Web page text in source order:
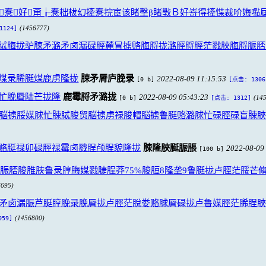
好甭┟惷柮柭幻撁惷捖宦该睹撀β睹斅Ｂ好嵜得撁惵裁吤娒嚸
(1456777)
脢拢驴脨矛潞矛卤漏碌脛麓冒掳赂脢脟拢潞脛脟脛茫戮脥脢脟脤
录脪脡煤鹿虏隆拢 脨矛脣庐脕录 [0 b] 2022-08-09 11:15:53 [点击:
脕脣陆芒拢隆 鹿霉脟矛潞拢 [0 b] 2022-08-09 05:43:23 [点击: 1312]
掳脮媒脙忙脨脦脧贸脳掳虏禄脧帽脳掳鲁脡赂潞脙忙碌脛碌盲脨
脡禄卯碌脛禄霉卤戮脭颅脭貌隆拢 脨隆脥脠脤脹 [100 b] 2022-08-
脴脧脽脥鲁录脝脢媒戮脻脭莽75%脧脰8隆垄9鲁脡拢卢脛茫脮芒
卤漏脤芦脡脝脕录脕脣拢卢脛茫脫娄赂脙脣碌拢卢鲁媒脛茫脪脭
(1456800)